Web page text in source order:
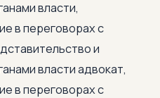
власти,
в переговорах с
и
власти адвокат,
в переговорах с